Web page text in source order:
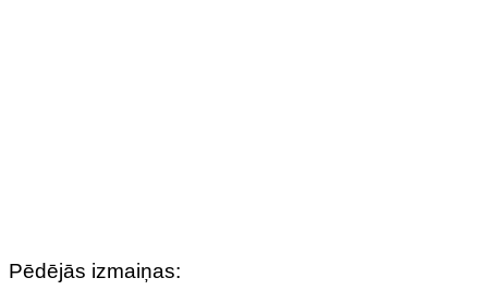
Pēdējās izmaiņas: